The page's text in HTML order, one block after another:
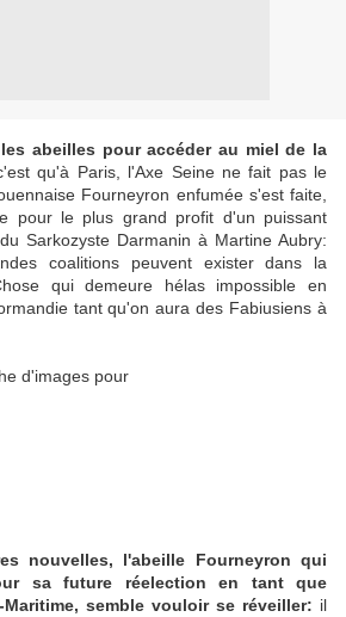
abeilles pour accéder au miel de la
qu'à Paris, l'Axe Seine ne fait pas le
Fourneyron enfumée s'est faite,
pour le plus grand profit d'un puissant
Sarkozyste Darmanin à Martine Aubry:
coalitions peuvent exister dans la
qui demeure hélas impossible en
tant qu'on aura des Fabiusiens à
nouvelles, l'abeille Fourneyron qui
sa future réelection en tant que
semble vouloir se réveiller: il